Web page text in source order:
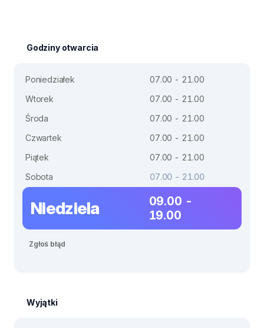
Godziny otwarcia
Poniedziałek
07.00 - 21.00
Wtorek
07.00 - 21.00
Środa
07.00 - 21.00
Czwartek
07.00 - 21.00
Piątek
07.00 - 21.00
Sobota
07.00 - 21.00
Niedziela
09.00 -
19.00
Zgłoś błąd
Wyjątki